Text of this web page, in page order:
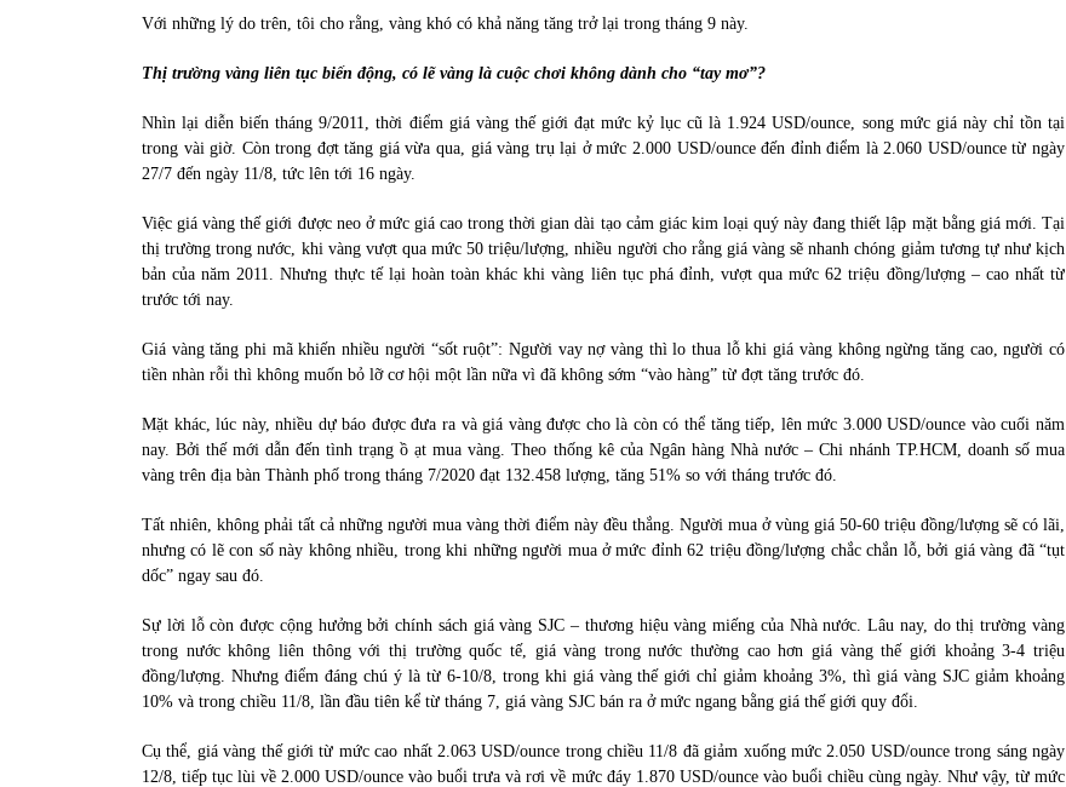
Với những lý do trên, tôi cho rằng, vàng khó có khả năng tăng trở lại trong tháng 9 này.
Thị trường vàng liên tục biến động, có lẽ vàng là cuộc chơi không dành cho “tay mơ”?
Nhìn lại diễn biến tháng 9/2011, thời điểm giá vàng thế giới đạt mức kỷ lục cũ là 1.924 USD/ounce, song mức giá này chỉ tồn tại
trong vài giờ. Còn trong đợt tăng giá vừa qua, giá vàng trụ lại ở mức 2.000 USD/ounce đến đỉnh điểm là 2.060 USD/ounce từ ngày
27/7 đến ngày 11/8, tức lên tới 16 ngày.
Việc giá vàng thế giới được neo ở mức giá cao trong thời gian dài tạo cảm giác kim loại quý này đang thiết lập mặt bằng giá mới. Tại
thị trường trong nước, khi vàng vượt qua mức 50 triệu/lượng, nhiều người cho rằng giá vàng sẽ nhanh chóng giảm tương tự như kịch
bản của năm 2011. Nhưng thực tế lại hoàn toàn khác khi vàng liên tục phá đỉnh, vượt qua mức 62 triệu đồng/lượng – cao nhất từ
trước tới nay.
Giá vàng tăng phi mã khiến nhiều người “sốt ruột”: Người vay nợ vàng thì lo thua lỗ khi giá vàng không ngừng tăng cao, người có
tiền nhàn rỗi thì không muốn bỏ lỡ cơ hội một lần nữa vì đã không sớm “vào hàng” từ đợt tăng trước đó.
Mặt khác, lúc này, nhiều dự báo được đưa ra và giá vàng được cho là còn có thể tăng tiếp, lên mức 3.000 USD/ounce vào cuối năm
nay. Bởi thế mới dẫn đến tình trạng ồ ạt mua vàng. Theo thống kê của Ngân hàng Nhà nước – Chi nhánh TP.HCM, doanh số mua
vàng trên địa bàn Thành phố trong tháng 7/2020 đạt 132.458 lượng, tăng 51% so với tháng trước đó.
Tất nhiên, không phải tất cả những người mua vàng thời điểm này đều thắng. Người mua ở vùng giá 50-60 triệu đồng/lượng sẽ có lãi,
nhưng có lẽ con số này không nhiều, trong khi những người mua ở mức đỉnh 62 triệu đồng/lượng chắc chắn lỗ, bởi giá vàng đã “tụt
dốc” ngay sau đó.
Sự lời lỗ còn được cộng hưởng bởi chính sách giá vàng SJC – thương hiệu vàng miếng của Nhà nước. Lâu nay, do thị trường vàng
trong nước không liên thông với thị trường quốc tế, giá vàng trong nước thường cao hơn giá vàng thế giới khoảng 3-4 triệu
đồng/lượng. Nhưng điểm đáng chú ý là từ 6-10/8, trong khi giá vàng thế giới chỉ giảm khoảng 3%, thì giá vàng SJC giảm khoảng
10% và trong chiều 11/8, lần đầu tiên kể từ tháng 7, giá vàng SJC bán ra ở mức ngang bằng giá thế giới quy đổi.
Cụ thể, giá vàng thế giới từ mức cao nhất 2.063 USD/ounce trong chiều 11/8 đã giảm xuống mức 2.050 USD/ounce trong sáng ngày
12/8, tiếp tục lùi về 2.000 USD/ounce vào buổi trưa và rơi về mức đáy 1.870 USD/ounce vào buổi chiều cùng ngày. Như vậy, từ mức